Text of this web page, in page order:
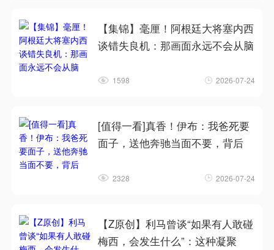
【集锦】毫厘！阿根廷大将塞内西
谈错失良机：那画面永远不会从脑
1598 2026-07-24
[值得一看]真香！伊布：我爸死要
面子，送他奔驰当面不要，背后
2328 2026-07-24
【Z原创】利马曾谈“如果有人敢碰
梅西，会发生什么”：这种凝聚